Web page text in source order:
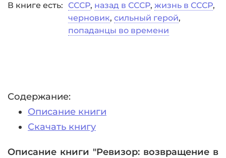
В книге есть:
СССР, назад в СССР, жизнь в СССР,
черновик, сильный герой,
попаданцы во времени
Содержание:
Описание книги
Скачать книгу
Описание книги "Ревизор: возвращение в